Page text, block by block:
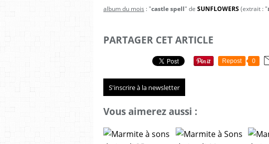
album du mois : "castle spell" de SUNFLOWERS(extrait : "
PARTAGER CET ARTICLE
Repost 0
S'inscrire à la newsletter
Vous aimerez aussi :